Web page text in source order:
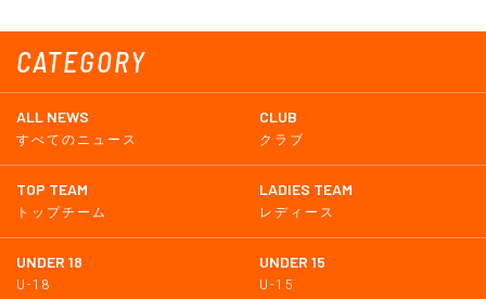
CATEGORY
ALL NEWS
すべてのニュース
CLUB
クラブ
TOP TEAM
トップチーム
LADIES TEAM
レディース
UNDER 18
U-18
UNDER 15
U-15